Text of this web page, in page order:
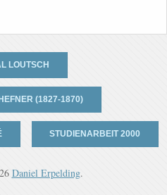
LOUTSCH
(1827-1870)
STUDIENARBEIT 2000
Daniel Erpelding.